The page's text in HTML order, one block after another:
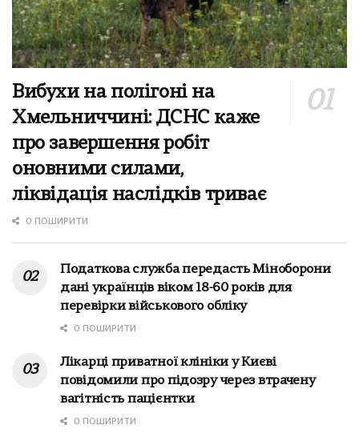
Вибухи на полігоні на
Хмельниччині: ДСНС каже
про завершення робіт
оновними силами,
ліквідація наслідків триває
0 ПОШИРИТИ
Податкова служба передасть Міноборони
дані українців віком 18-60 років для
перевірки військового обліку
0 ПОШИРИТИ
Лікарці приватної клініки у Києві
повідомили про підозру через втрачену
вагітність пацієнтки
0 ПОШИРИТИ